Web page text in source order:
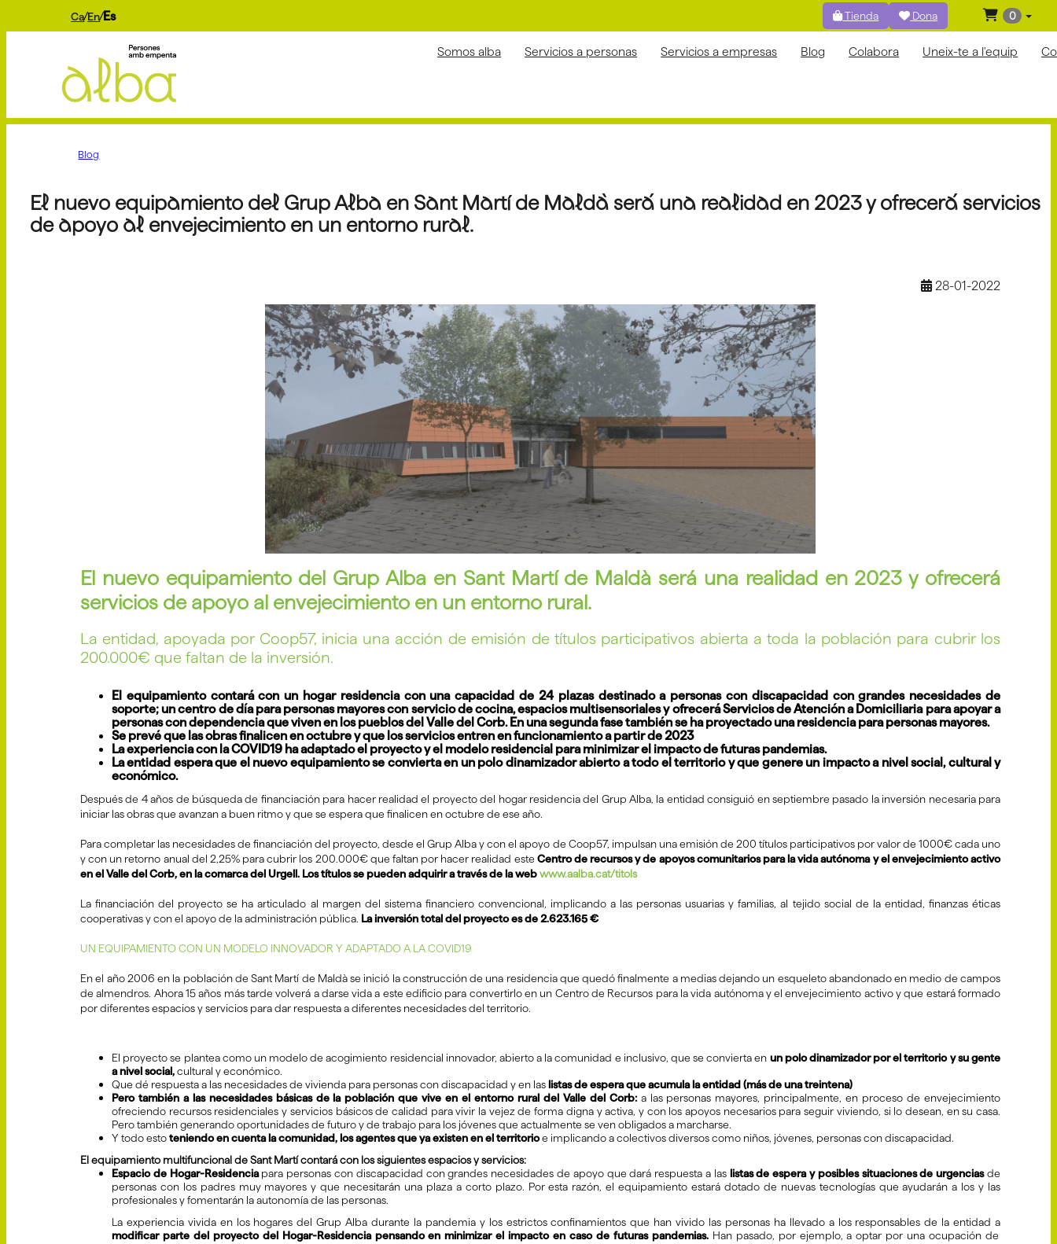
Ca En Es Tienda Dona 0
Somos alba Servicios a personas Servicios a empresas Blog Colabora Uneix-te a l'equip
Blog
El nuevo equipamiento del Grup Alba en Sant Martí de Maldà será una realidad en 2023 y ofrecerá servicios
de apoyo al envejecimiento en un entorno rural.
28-01-2022
El nuevo equipamiento del Grup Alba en Sant Martí de Maldà será una realidad en 2023 y ofrecerá
servicios de apoyo al envejecimiento en un entorno rural.
La entidad, apoyada por Coop57, inicia una acción de emisión de títulos participativos abierta a toda la población para cubrir los
200.000€ que faltan de la inversión.
El equipamiento contará con un hogar residencia con una capacidad de 24 plazas destinado a personas con discapacidad con grandes necesidades de
soporte; un centro de día para personas mayores con servicio de cocina, espacios multisensoriales y ofrecerá Servicios de Atención a Domiciliaria para apoyar a
personas con dependencia que viven en los pueblos del Valle del Corb. En una segunda fase también se ha proyectado una residencia para personas mayores.
Se prevé que las obras finalicen en octubre y que los servicios entren en funcionamiento a partir de 2023
La experiencia con la COVID19 ha adaptado el proyecto y el modelo residencial para minimizar el impacto de futuras pandemias.
La entidad espera que el nuevo equipamiento se convierta en un polo dinamizador abierto a todo el territorio y que genere un impacto a nivel social, cultural y
económico.
Después de 4 años de búsqueda de financiación para hacer realidad el proyecto del hogar residencia del Grup Alba, la entidad consiguió en septiembre pasado la inversión necesaria para
iniciar las obras que avanzan a buen ritmo y que se espera que finalicen en octubre de ese año.
Para completar las necesidades de financiación del proyecto, desde el Grup Alba y con el apoyo de Coop57, impulsan una emisión de 200 títulos participativos por valor de 1000€ cada uno
y con un retorno anual del 2,25% para cubrir los 200.000€ que faltan por hacer realidad este Centro de recursos y de apoyos comunitarios para la vida autónoma y el envejecimiento activo
en el Valle del Corb, en la comarca del Urgell. Los títulos se pueden adquirir a través de la webwww.aalba.cat/titols
La financiación del proyecto se ha articulado al margen del sistema financiero convencional, implicando a las personas usuarias y familias, al tejido social de la entidad, finanzas éticas
cooperativas y con el apoyo de la administración pública. La inversión total del proyecto es de 2.623.165 €
UN EQUIPAMIENTO CON UN MODELO INNOVADOR Y ADAPTADO A LA COVID19
En el año 2006 en la población de Sant Martí de Maldà se inició la construcción de una residencia que quedó finalmente a medias dejando un esqueleto abandonado en medio de campos
de almendros. Ahora 15 años más tarde volverá a darse vida a este edificio para convertirlo en un Centro de Recursos para la vida autónoma y el envejecimiento activo y que estará formado
por diferentes espacios y servicios para dar respuesta a diferentes necesidades del territorio.
El proyecto se plantea como un modelo de acogimiento residencial innovador, abierto a la comunidad e inclusivo, que se convierta en un polo dinamizador por el territorio y su gente
a nivel social,cultural y económico.
Que dé respuesta a las necesidades de vivienda para personas con discapacidad y en las listas de espera que acumula la entidad (más de una treintena)
Pero también a las necesidades básicas de la población que vive en el entorno rural del Valle del Corb: a las personas mayores, principalmente, en proceso de envejecimiento
ofreciendo recursos residenciales y servicios básicos de calidad para vivir la vejez de forma digna y activa, y con los apoyos necesarios para seguir viviendo, si lo desean, en su casa.
Pero también generando oportunidades de futuro y de trabajo para los jóvenes que actualmente se ven obligados a marcharse.
Y todo estoteniendo en cuenta la comunidad, los agentes que ya existen en el territorioe implicando a colectivos diversos como niños, jóvenes, personas con discapacidad.
El equipamiento multifuncional de Sant Martí contará con los siguientes espacios y servicios:
Espacio de Hogar-Residenciapara personas con discapacidad con grandes necesidades de apoyo que dará respuesta a las listas de espera y posibles situaciones de urgenciasde
personas con los padres muy mayores y que necesitarán una plaza a corto plazo. Por esta razón, el equipamiento estará dotado de nuevas tecnologías que ayudarán a los y las
profesionales y fomentarán la autonomía de las personas.
La experiencia vivida en los hogares del Grup Alba durante la pandemia y los estrictos confinamientos que han vivido las personas ha llevado a los responsables de la entidad a
modificar parte del proyecto del Hogar-Residencia pensando en minimizar el impacto en caso de futuras pandemias.Han pasado, por ejemplo, a optar por una ocupación de